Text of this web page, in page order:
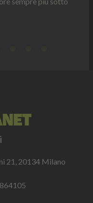
21, 20134 Milano